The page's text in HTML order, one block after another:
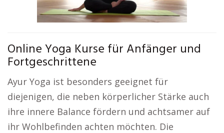
Online Yoga Kurse für Anfänger und
Fortgeschrittene
Ayur Yoga ist besonders geeignet für
diejenigen, die neben körperlicher Stärke auch
ihre innere Balance fördern und achtsamer auf
ihr Wohlbefinden achten möchten. Die